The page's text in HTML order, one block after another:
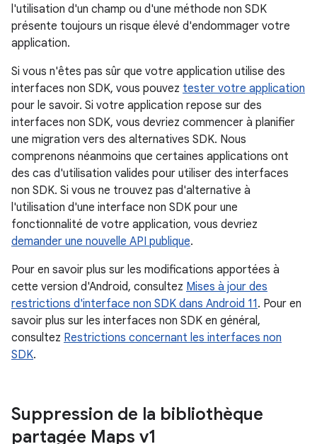
l'utilisation d'un champ ou d'une méthode non SDK
présente toujours un risque élevé d'endommager votre
application.
Si vous n'êtes pas sûr que votre application utilise des
interfaces non SDK, vous pouvez tester votre application
pour le savoir. Si votre application repose sur des
interfaces non SDK, vous devriez commencer à planifier
une migration vers des alternatives SDK. Nous
comprenons néanmoins que certaines applications ont
des cas d'utilisation valides pour utiliser des interfaces
non SDK. Si vous ne trouvez pas d'alternative à
l'utilisation d'une interface non SDK pour une
fonctionnalité de votre application, vous devriez
demander une nouvelle API publique.
Pour en savoir plus sur les modifications apportées à
cette version d'Android, consultez Mises à jour des
restrictions d'interface non SDK dans Android 11. Pour en
savoir plus sur les interfaces non SDK en général,
consultez Restrictions concernant les interfaces non
SDK.
Suppression de la bibliothèque
partagée Maps v1